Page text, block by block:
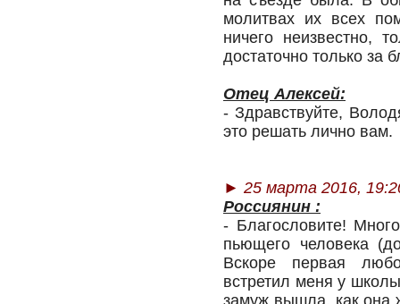
молитвах их всех
ничего неизвестно,
достаточно только за
Отец Алексей:
- Здравствуйте,
это решать лично вам.
► 25 марта 2016,
Россиянин :
- Благословите!
пьющего человека
Вскоре первая
встретил меня у
замуж вышла, как она